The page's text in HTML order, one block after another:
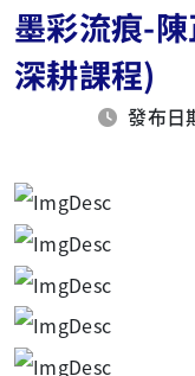
墨彩流痕-
深耕課程)
發布日